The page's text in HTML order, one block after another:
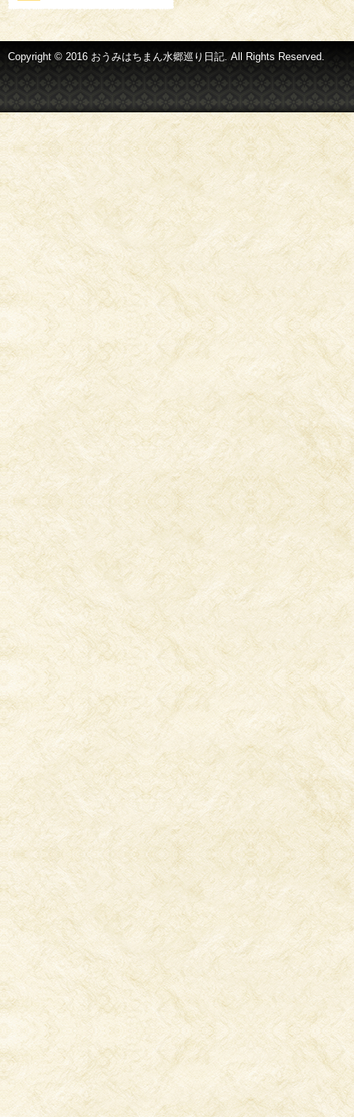
Copyright © 2016 おうみはちまん水郷巡り日記. All Rights Reserved.